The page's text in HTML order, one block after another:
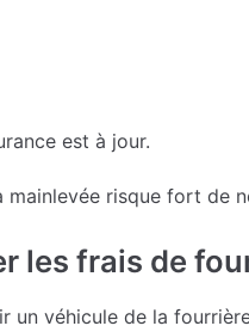
est à jour.
mainlevée risque fort de
les frais de
un véhicule de la